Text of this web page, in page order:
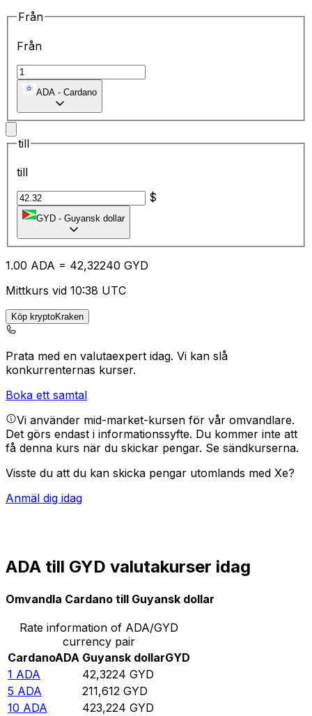
Från
Från
ADA - Cardano
till
till
$
GYD - Guyansk dollar
1.00 ADA = 42,32240 GYD
Mittkurs vid 10:38 UTC
Köp kryptoKraken
Prata med en valutaexpert idag. Vi kan slå
konkurrenternas kurser.
Boka ett samtal
Vi använder mid-market-kursen för vår omvandlare.
Det görs endast i informationssyfte. Du kommer inte att
få denna kurs när du skickar pengar. Se sändkurserna.
Visste du att du kan skicka pengar utomlands med Xe?
Anmäl dig idag
ADA till GYD valutakurser idag
Omvandla Cardano till Guyansk dollar
Rate information of ADA/GYD
currency pair
CardanoADA Guyansk dollarGYD
1 ADA 42,3224 GYD
5 ADA 211,612 GYD
10 ADA 423,224 GYD